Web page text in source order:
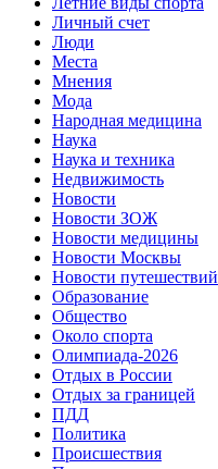
Личный счет
Люди
Места
Мнения
Мода
Народная медицина
Наука
Наука и техника
Недвижимость
Новости
Новости ЗОЖ
Новости медицины
Новости Москвы
Новости путешествий
Образование
Общество
Около спорта
Олимпиада-2026
Отдых в России
Отдых за границей
ПДД
Политика
Происшествия